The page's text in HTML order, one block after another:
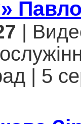
|
| 5